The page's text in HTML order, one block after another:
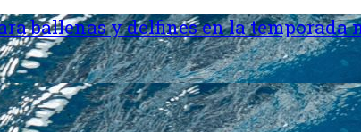
ballenas y delfines en la temporada